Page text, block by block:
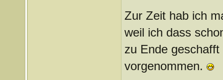
Zur Zeit hab ich
weil ich dass
zu Ende
vorgenommen.